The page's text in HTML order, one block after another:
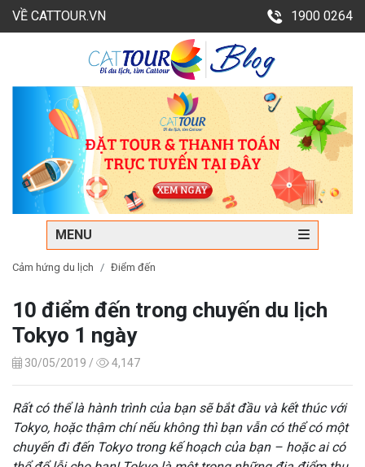
VỀ CATTOUR.VN 1900 0264
MENU
Cảm hứng du lịch Điểm đến
10 điểm đến trong chuyến du lịch
Tokyo 1 ngày
30/05/2019 / 4,147
Rất có thể là hành trình của bạn sẽ bắt đầu và kết thúc với
Tokyo, hoặc thậm chí nếu không thì bạn vẫn có thể có một
chuyến đi đến Tokyo trong kế hoạch của bạn – hoặc ai có